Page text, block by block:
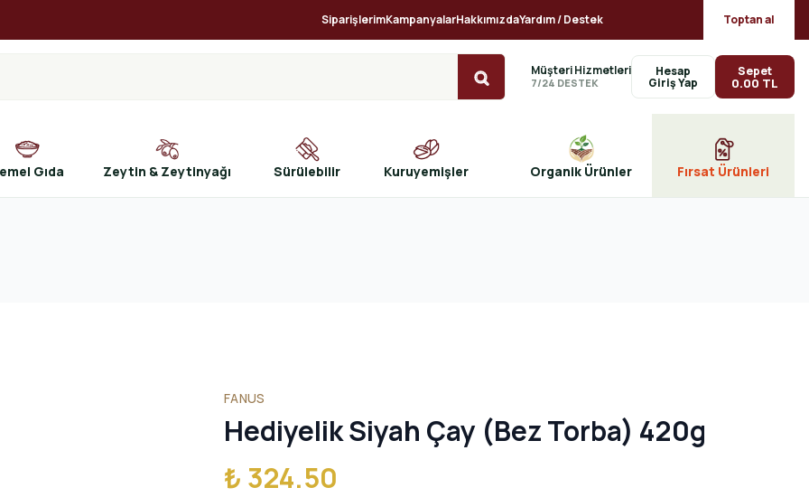
SiparişlerimKampanyalarHakkımızdaYardım / Destek Toptan al
Müşteri Hizmetleri
7/24 DESTEK
Hesap Sepet
0.00 TL
Gıda Zeytin & Zeytinyağı Sürülebilir Kuruyemişler Organik Ürünler Fırsat Ürünleri
FANUS
Hediyelik Siyah Çay (Bez Torba) 420g
₺ 324.50